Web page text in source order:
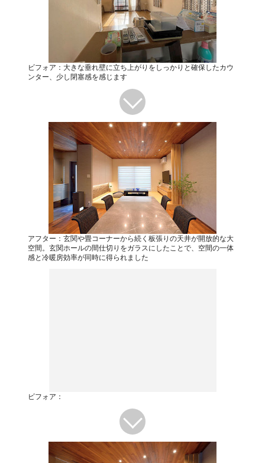
ビフォア：大きな垂れ壁に立ち上がりをしっかりと確保したカウ
ンター、少し閉塞感を感じます
アフター：玄関や畳コーナーから続く板張りの天井が開放的な大
空間。玄関ホールの間仕切りをガラスにしたことで、空間の一体
感と冷暖房効率が同時に得られました
ビフォア：